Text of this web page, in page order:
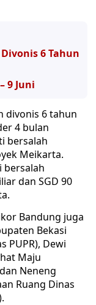
6 Tahun
9 Juni
divonis 6 tahun
4 bulan
bersalah
Meikarta.
bersalah
dan SGD 90
Bandung juga
Bekasi
PUPR), Dewi
Maju
Neneng
Ruang Dinas